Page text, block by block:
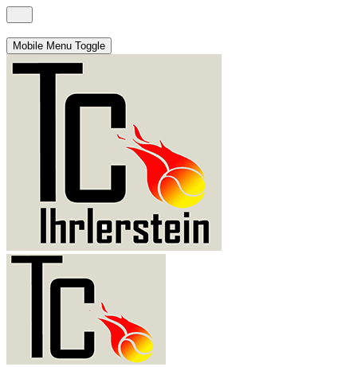
Mobile Menu Toggle